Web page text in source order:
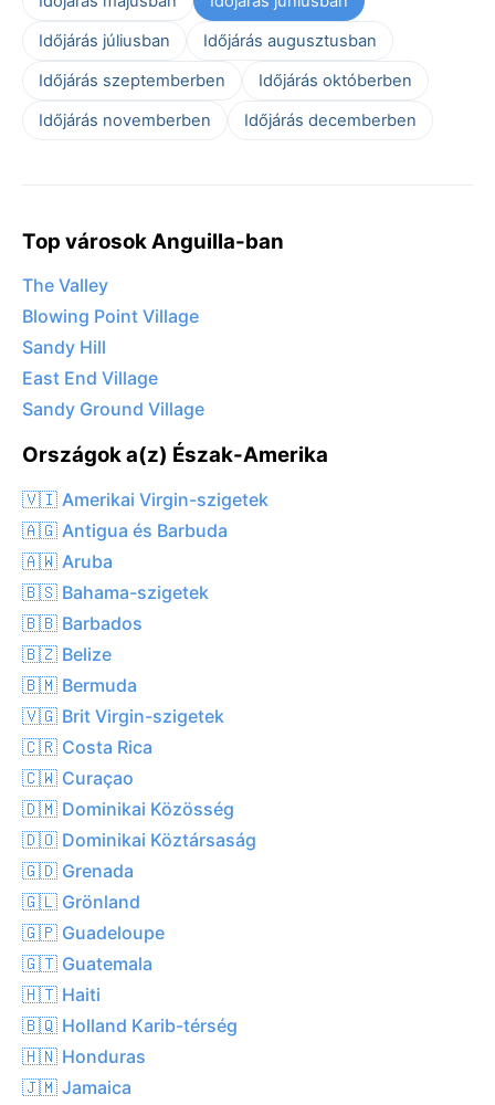
Időjárás júliusban
Időjárás augusztusban
Időjárás szeptemberben
Időjárás októberben
Időjárás novemberben
Időjárás decemberben
Top városok Anguilla-ban
The Valley
Blowing Point Village
Sandy Hill
East End Village
Sandy Ground Village
Országok a(z) Észak-Amerika
🇻🇮 Amerikai Virgin-szigetek
🇦🇬 Antigua és Barbuda
🇦🇼 Aruba
🇧🇸 Bahama-szigetek
🇧🇧 Barbados
🇧🇿 Belize
🇧🇲 Bermuda
🇻🇬 Brit Virgin-szigetek
🇨🇷 Costa Rica
🇨🇼 Curaçao
🇩🇲 Dominikai Közösség
🇩🇴 Dominikai Köztársaság
🇬🇩 Grenada
🇬🇱 Grönland
🇬🇵 Guadeloupe
🇬🇹 Guatemala
🇭🇹 Haiti
🇧🇶 Holland Karib-térség
🇭🇳 Honduras
🇯🇲 Jamaica